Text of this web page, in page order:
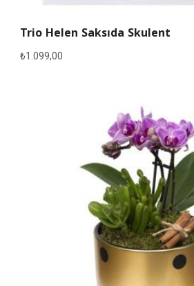
Trio Helen Saksıda Skulent
₺1.099,00